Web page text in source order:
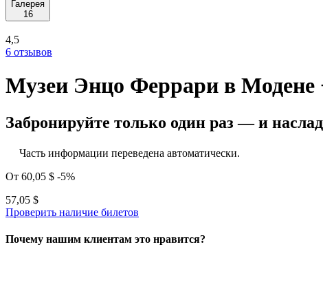
Галерея
16
4,5
6 отзывов
Музеи Энцо Феррари в Модене
Забронируйте только один раз — и
Часть информации переведена автоматически.
От 60,05 $ -5%
57,05 $
Проверить наличие билетов
Почему нашим клиентам это нравится?